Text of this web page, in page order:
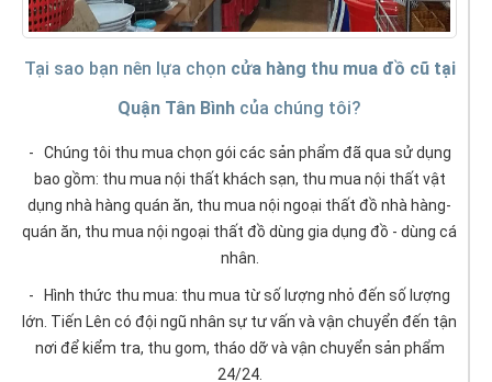
Tại sao bạn nên lựa chọn cửa hàng thu mua đồ cũ tại
Quận Tân Bình của chúng tôi?
- Chúng tôi thu mua chọn gói các sản phẩm đã qua sử dụng
bao gồm: thu mua nội thất khách sạn, thu mua nội thất vật
dụng nhà hàng quán ăn, thu mua nội ngoại thất đồ nhà hàng-
quán ăn, thu mua nội ngoại thất đồ dùng gia dụng đồ - dùng cá
nhân.
- Hình thức thu mua: thu mua từ số lượng nhỏ đến số lượng
lớn. Tiến Lên có đội ngũ nhân sự tư vấn và vận chuyển đến tận
nơi để kiểm tra, thu gom, tháo dỡ và vận chuyển sản phẩm
24/24.